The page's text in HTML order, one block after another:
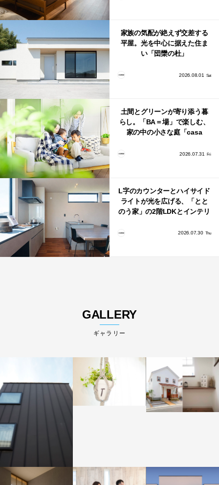
家族の気配が絶えず交差する
平屋。光を中心に据えた住ま
い「団欒の杜」
2026.08.01 Sat
土間とグリーンが寄り添う暮
らし。「BA＝場」で楽しむ、
家の中の小さな庭「casa
2026.07.31 Fri
L字のカウンターとハイサイド
ライトが光を広げる、「とと
のう家」の2階LDKとインテリ
2026.07.30 Thu
GALLERY
ギャラリー